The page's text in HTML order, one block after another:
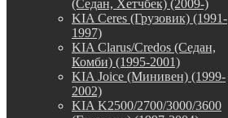
(Седан, Хетчбек) (2009-)
KIA Ceres (Грузовик) (1991-
1997)
KIA Clarus/Credos (Седан,
Комби) (1995-2001)
KIA Joice (Минивен) (1999-
2002)
KIA K2500/2700/3000/3600